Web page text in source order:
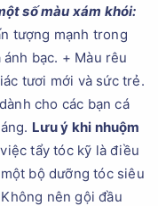
số màu xám khói:
tượng mạnh trong
bạc. + Màu rêu
tươi mới và sức trẻ.
cho các bạn cá
Lưu ý khi nhuộm
tẩy tóc kỹ là điều
bộ dưỡng tóc siêu
nên gội đầu